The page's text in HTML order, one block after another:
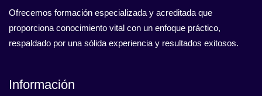
Ofrecemos formación especializada y acreditada que
proporciona conocimiento vital con un enfoque práctico,
respaldado por una sólida experiencia y resultados exitosos.
Información